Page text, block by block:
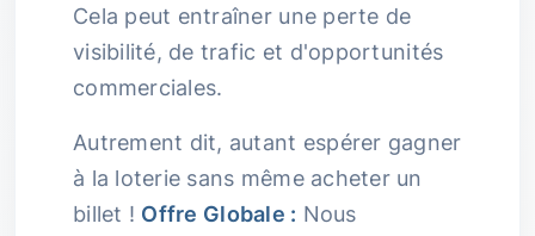
Cela peut entraîner une perte de
visibilité, de trafic et d'opportunités
commerciales.
Autrement dit, autant espérer gagner
à la loterie sans même acheter un
billet ! Offre Globale : Nous